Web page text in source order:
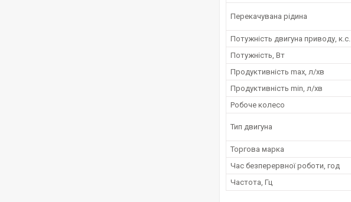
Перекачувана рідина
Потужність двигуна приводу, к.с.
Потужність, Вт
Продуктивність max, л/хв
Продуктивність min, л/хв
Робоче колесо
Тип двигуна
Торгова марка
Час безперервної роботи, год
Частота, Гц